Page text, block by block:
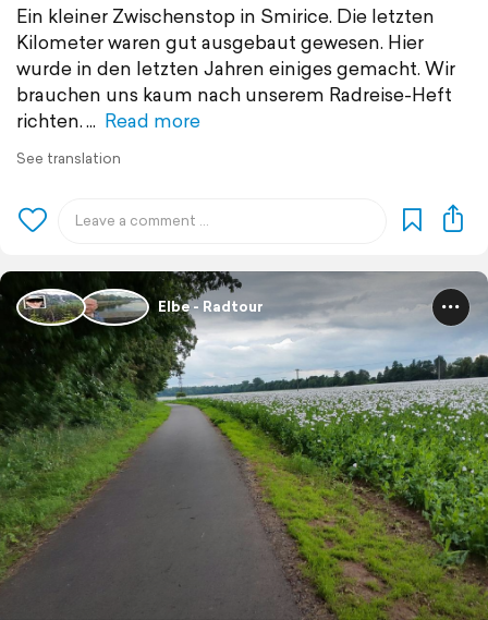
Ein kleiner Zwischenstop in Smirice. Die letzten
Kilometer waren gut ausgebaut gewesen. Hier
wurde in den letzten Jahren einiges gemacht. Wir
brauchen uns kaum nach unserem Radreise-Heft
richten.
Read more
See translation
Elbe - Radtour